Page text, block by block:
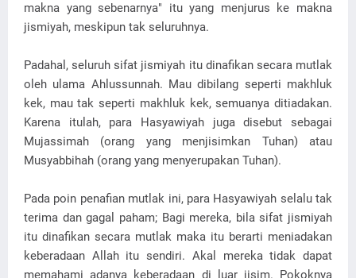
makna yang sebenarnya" itu yang menjurus ke makna
jismiyah, meskipun tak seluruhnya.
Padahal, seluruh sifat jismiyah itu dinafikan secara mutlak
oleh ulama Ahlussunnah. Mau dibilang seperti makhluk
kek, mau tak seperti makhluk kek, semuanya ditiadakan.
Karena itulah, para Hasyawiyah juga disebut sebagai
Mujassimah (orang yang menjisimkan Tuhan) atau
Musyabbihah (orang yang menyerupakan Tuhan).
Pada poin penafian mutlak ini, para Hasyawiyah selalu tak
terima dan gagal paham; Bagi mereka, bila sifat jismiyah
itu dinafikan secara mutlak maka itu berarti meniadakan
keberadaan Allah itu sendiri. Akal mereka tidak dapat
memahami adanya keberadaan di luar jisim. Pokoknya